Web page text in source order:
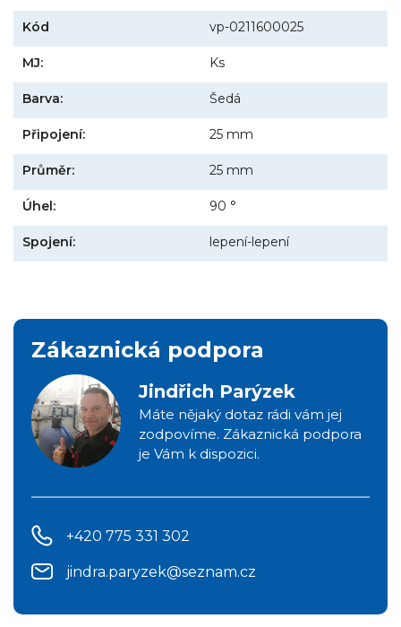
Kód vp-0211600025
MJ: Ks
Barva: Šedá
Připojení: 25 mm
Průměr: 25 mm
Úhel: 90 °
Spojení: lepení-lepení
Zákaznická podpora
Jindřich Parýzek
Máte nějaký dotaz rádi vám jej
zodpovíme. Zákaznická podpora
je Vám k dispozici.
+420 775 331 302
jindra.paryzek@seznam.cz